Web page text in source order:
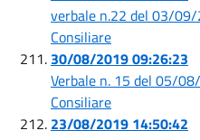
verbale n.22 del 03/
Consiliare
30/08/2019 09:26:23
Verbale n. 15 del 05/
Consiliare
23/08/2019 14:50:42